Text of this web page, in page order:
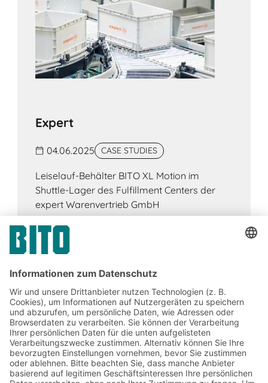
Expert
04.06.2025 CASE STUDIES
Leiselauf-Behälter BITO XL Motion im
Shuttle-Lager des Fulfillment Centers der
expert Warenvertrieb GmbH
Jetzt beim BITO Newsletter
anmelden:
Lager- & Logistiknews